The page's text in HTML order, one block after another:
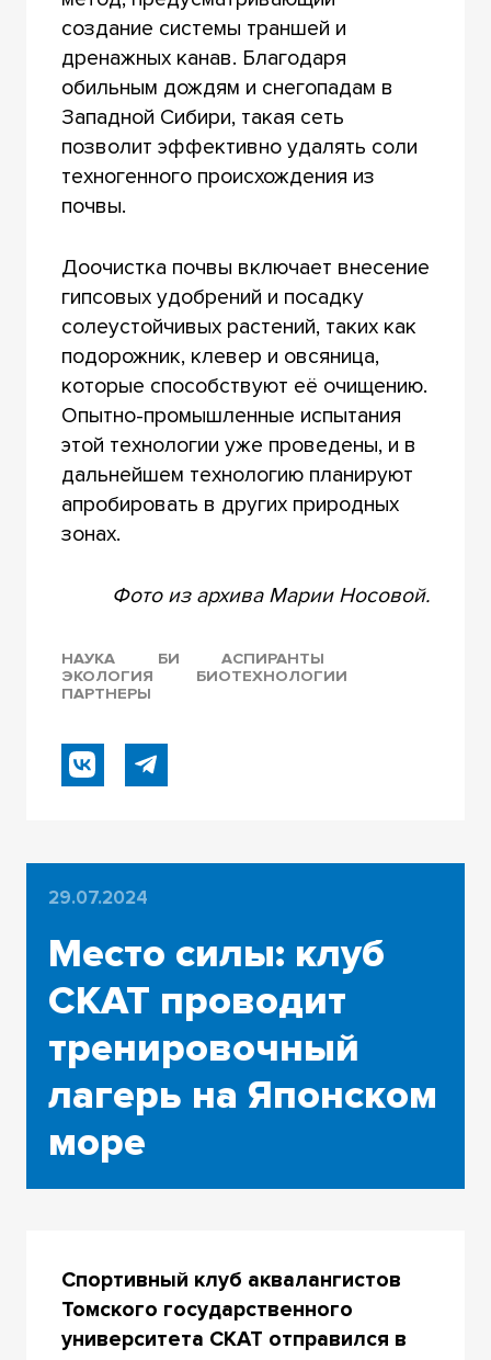
создание системы траншей и
дренажных канав. Благодаря
обильным дождям и снегопадам в
Западной Сибири, такая сеть
позволит эффективно удалять соли
техногенного происхождения из
почвы.
Доочистка почвы включает внесение
гипсовых удобрений и посадку
солеустойчивых растений, таких как
подорожник, клевер и овсяница,
которые способствуют её очищению.
Опытно-промышленные испытания
этой технологии уже проведены, и в
дальнейшем технологию планируют
апробировать в других природных
зонах.
Фото из архива Марии Носовой.
НАУКА БИ
АСПИРАНТЫ
ЭКОЛОГИЯ
БИОТЕХНОЛОГИИ
ПАРТНЕРЫ
29.07.2024
Место силы: клуб
СКАТ проводит
тренировочный
лагерь на Японском
море
Спортивный клуб аквалангистов
Томского государственного
университета СКАТ отправился в